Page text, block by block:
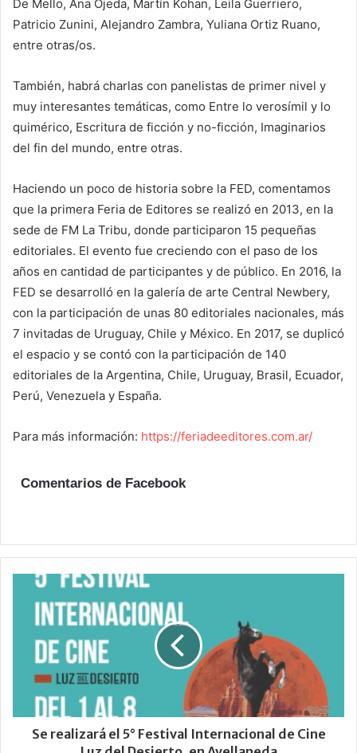
De Mello, Ana Ojeda, Martín Kohan, Leila Guerriero,
Patricio Zunini, Alejandro Zambra, Yuliana Ortiz Ruano,
entre otras/os.
También, habrá charlas con panelistas de primer nivel y
muy interesantes temáticas, como Entre lo verosímil y lo
quimérico, Escritura de ficción y no-ficción, Imaginarios
del fin del mundo, entre otras.
Haciendo un poco de historia sobre la FED, comentamos
que la primera Feria de Editores se realizó en 2013, en la
sede de FM La Tribu, donde participaron 15 pequeñas
editoriales. El evento fue creciendo con el paso de los
años en cantidad de participantes y de público. En 2016, la
FED se desarrolló en la galería de arte Central Newbery,
con la participación de unas 80 editoriales nacionales, más
7 invitadas de Uruguay, Chile y México. En 2017, se duplicó
el espacio y se contó con la participación de 140
editoriales de la Argentina, Chile, Uruguay, Brasil, Ecuador,
Perú, Venezuela y España.
Para más información: https://feriadeeditores.com.ar/
Comentarios de Facebook
Se realizará el 5° Festival Internacional de Cine